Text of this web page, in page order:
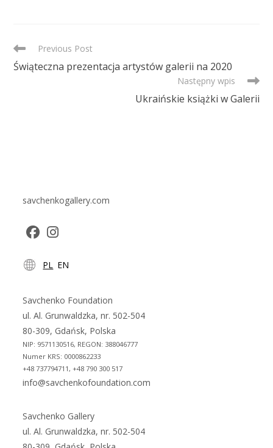
READ
MORE
ARTICLES
Previous Post
Świąteczna prezentacja artystów galerii na 2020
Następny wpis
Ukraińskie książki w Galerii
savchenkogallery.com
in
new
tab
in
new
tab
PL EN
Savchenko Foundation
ul. Al. Grunwaldzka, nr. 502-504
80-309, Gdańsk, Polska
NIP: 9571130516, REGON: 388046777
Numer KRS: 0000862233
+48 737794711, +48 790 300 517
info@savchenkofoundation.com
Savchenko Gallery
ul. Al. Grunwaldzka, nr. 502-504